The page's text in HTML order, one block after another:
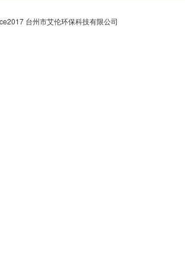
台州市艾伦环保科技有限公司